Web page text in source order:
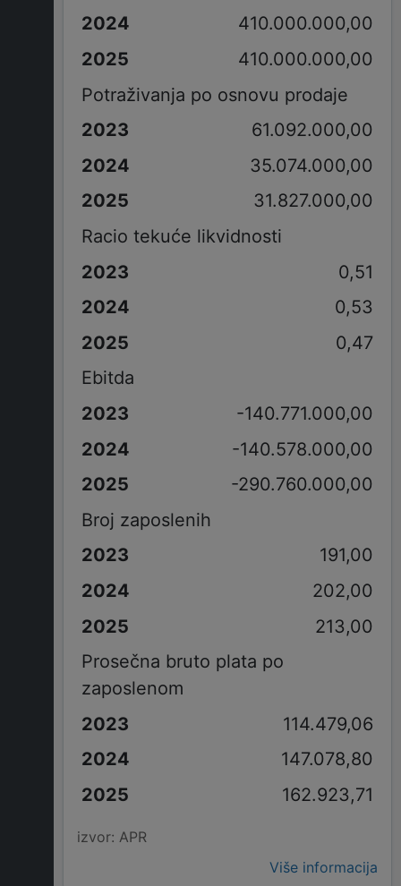
410.000.000,00
410.000.000,00
Potraživanja po osnovu prodaje
61.092.000,00
35.074.000,00
31.827.000,00
Racio tekuće likvidnosti
0,51
0,53
0,47
Ebitda
-140.771.000,00
-140.578.000,00
-290.760.000,00
Broj zaposlenih
191,00
202,00
213,00
Prosečna bruto plata po
zaposlenom
114.479,06
147.078,80
162.923,71
izvor: APR
Više informacija